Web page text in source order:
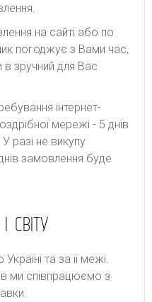
на сайті або по
погоджує з Вами час,
зручний для Вас
інтернет-
мережі - 5 днів
разі не викупу
замовлення буде
СВІТУ
та за її межі.
ми співпрацюємо з